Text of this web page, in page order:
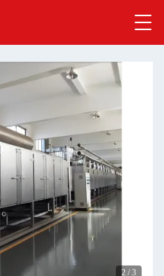
2 / 3